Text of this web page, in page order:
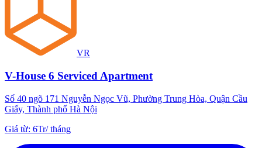
VR
V-House 6 Serviced Apartment
Số 40 ngõ 171 Nguyễn Ngọc Vũ, Phường Trung Hòa, Quận Cầu
Giấy, Thành phố Hà Nội
Giá từ: 6Tr/tháng